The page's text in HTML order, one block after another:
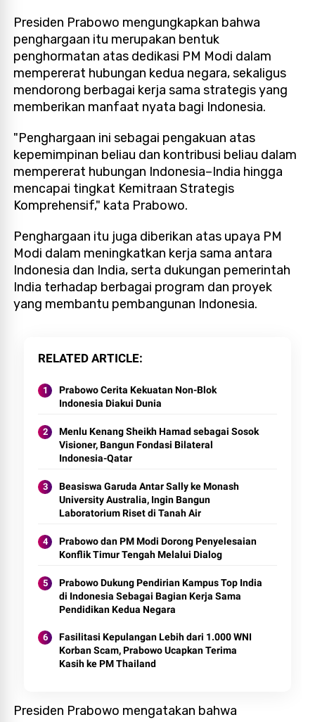
Presiden Prabowo mengungkapkan bahwa
penghargaan itu merupakan bentuk
penghormatan atas dedikasi PM Modi dalam
mempererat hubungan kedua negara, sekaligus
mendorong berbagai kerja sama strategis yang
memberikan manfaat nyata bagi Indonesia.
"Penghargaan ini sebagai pengakuan atas
kepemimpinan beliau dan kontribusi beliau dalam
mempererat hubungan Indonesia–India hingga
mencapai tingkat Kemitraan Strategis
Komprehensif," kata Prabowo.
Penghargaan itu juga diberikan atas upaya PM
Modi dalam meningkatkan kerja sama antara
Indonesia dan India, serta dukungan pemerintah
India terhadap berbagai program dan proyek
yang membantu pembangunan Indonesia.
RELATED ARTICLE
Prabowo Cerita Kekuatan Non-Blok
Indonesia Diakui Dunia
Menlu Kenang Sheikh Hamad sebagai Sosok
Visioner, Bangun Fondasi Bilateral
Indonesia-Qatar
Beasiswa Garuda Antar Sally ke Monash
University Australia, Ingin Bangun
Laboratorium Riset di Tanah Air
Prabowo dan PM Modi Dorong Penyelesaian
Konflik Timur Tengah Melalui Dialog
Prabowo Dukung Pendirian Kampus Top India
di Indonesia Sebagai Bagian Kerja Sama
Pendidikan Kedua Negara
Fasilitasi Kepulangan Lebih dari 1.000 WNI
Korban Scam, Prabowo Ucapkan Terima
Kasih ke PM Thailand
Presiden Prabowo mengatakan bahwa